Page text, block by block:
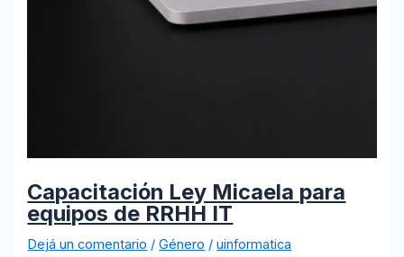
Capacitación Ley Micaela para
equipos de RRHH IT
Dejá un comentario /Género /uinformatica